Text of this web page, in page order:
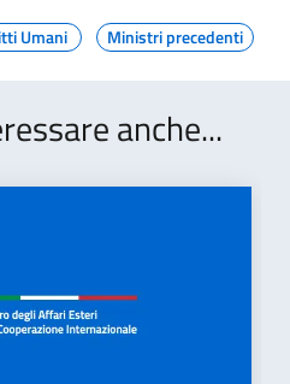
Umani Ministri precedenti
anche...